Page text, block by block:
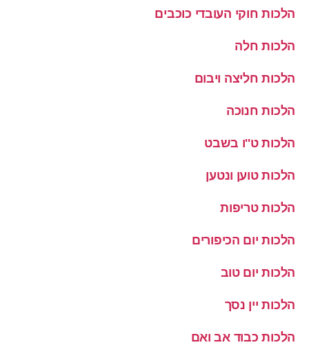
הלכות חוקי העובדי כוכבים
הלכות חלה
הלכות חליצה ויבום
הלכות חנוכה
הלכות ט''ו בשבט
הלכות טוען ונטען
הלכות טריפות
הלכות יום הכיפורים
הלכות יום טוב
הלכות יין נסך
הלכות כבוד אב ואם